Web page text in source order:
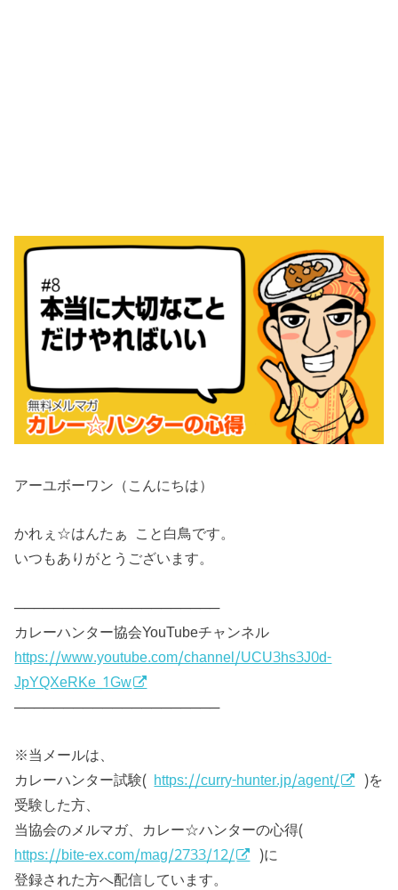
アーユボーワン（こんにちは）
かれぇ☆はんたぁ こと白鳥です。
いつもありがとうございます。
─────────────────────
カレーハンター協会YouTubeチャンネル
https://www.youtube.com/channel/UCU3hs3J0d-
JpYQXeRKe_1Gw
─────────────────────
※当メールは、
カレーハンター試験( https://curry-hunter.jp/agent/
)を
受験した方、
当協会のメルマガ、カレー☆ハンターの心得(
https://bite-ex.com/mag/2733/12/
)に
登録された方へ配信しています。